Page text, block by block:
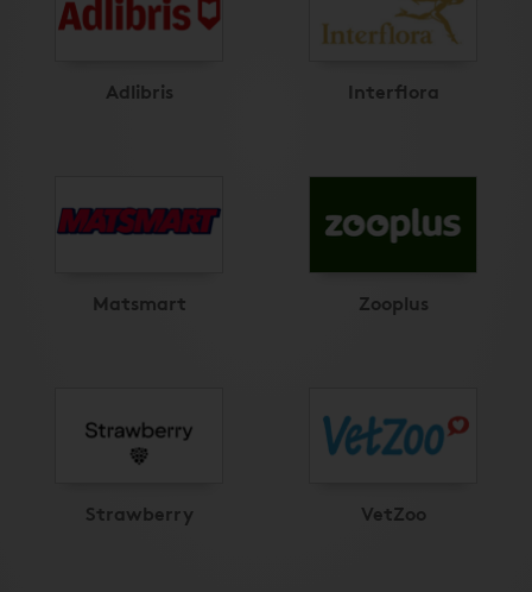
Adlibris Interflora
Matsmart Zooplus
Strawberry VetZoo